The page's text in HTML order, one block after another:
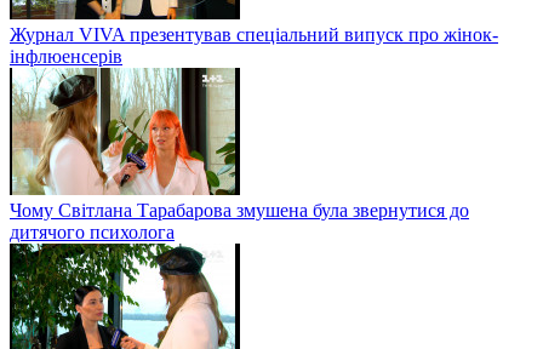
Журнал VIVA презентував спеціальний випуск про жінок-
інфлюенсерів
Чому Світлана Тарабарова змушена була звернутися до
дитячого психолога